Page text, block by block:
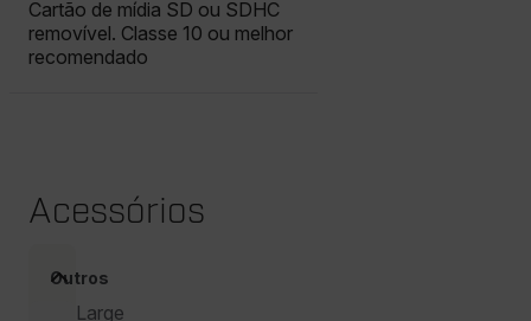
Cartão de mídia SD ou SDHC
removível. Classe 10 ou melhor
recomendado
Acessórios
Outros
Largenecessários.